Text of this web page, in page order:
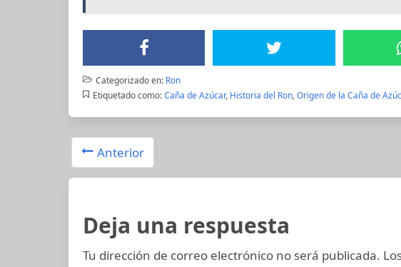
Categorizado en: Ron
Etiquetado como: Caña de Azúcar, Historia del Ron,Origen de la Caña de
Anterior
Deja una respuesta
Tu dirección de correo electrónico no será publicada.